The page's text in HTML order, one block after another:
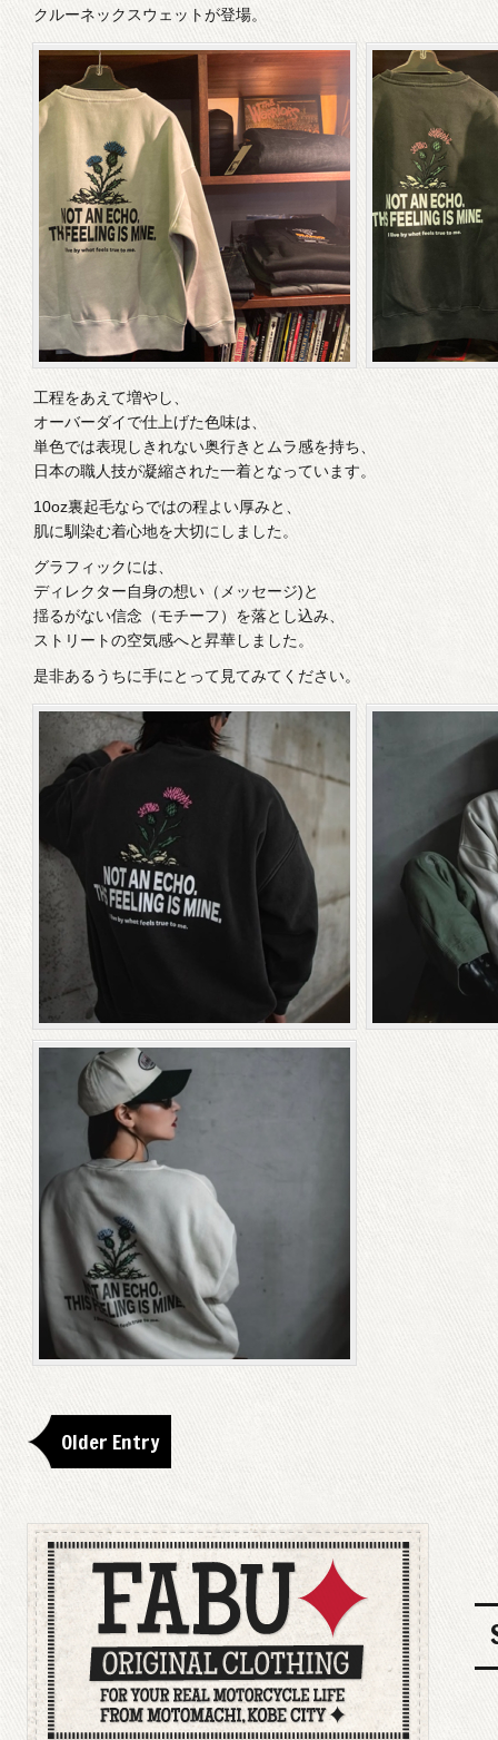
クルーネックスウェットが登場。
工程をあえて増やし、
オーバーダイで仕上げた色味は、
単色では表現しきれない奥行きとムラ感を持ち、
日本の職人技が凝縮された一着となっています。
10oz裏起毛ならではの程よい厚みと、
肌に馴染む着心地を大切にしました。
グラフィックには、
ディレクター自身の想い（メッセージ)と
揺るがない信念（モチーフ）を落とし込み、
ストリートの空気感へと昇華しました。
是非あるうちに手にとって見てみてください。
Older Entry